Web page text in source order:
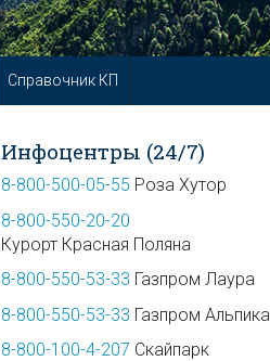
Справочник КП
Инфоцентры (24/7)
8-800-500-05-55 Роза Хутор
8-800-550-20-20
Курорт Красная Поляна
8-800-550-53-33 Газпром Лаура
8-800-550-53-33 Газпром Альпика
8-800-100-4-207 Скайпарк